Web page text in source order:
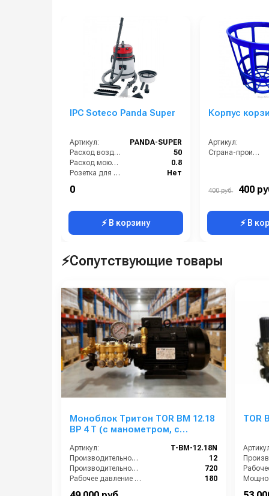
IPC Soteco Panda Super
Артикул:
PANDA-SUPER
Расход воздуха (л/сек):
50
Расход моющего раствора (л/мин):
0.8
Розетка для подключения инструмента:
Нет
0
⚡ В корзину
Корпус
Артикул:
Страна-производитель:
400 руб. 400
⚡ В
⚡Сопутствующие товары
Моноблок Тритон TOR ВМ 12.18
ВР 4 Т (с манометром, с
давления SVL17 170 бар, без
электрики)
Артикул:
T-BM-12.18N
Производительность (л/мин):
12
Производительность (л/ч):
720
Рабочее давление (бар):
180
Мощность (кВт):
TOR